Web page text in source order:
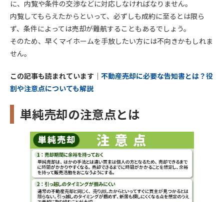
に、内覧や条件の交渉などに対応しなければなりません。
内覧してもらえたからといって、必ずしも成約に至るとは限ら
ず、条件によっては売却が難航することもあるでしょう。
そのため、早くマイホームを手放したい方には不向きかもしれま
せん。
この記事も読まれています｜ 不動産売却に必要な告知書とは？役
割や注意点についても解説
単純売却の注意点とは